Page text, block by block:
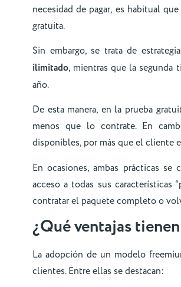
necesidad de pagar, es habitual
gratuita.
Sin embargo, se trata de
ilimitado, mientras que la segunda
año.
De esta manera, en la prueba
menos que lo contrate. En
disponibles, por más que el cliente
En ocasiones, ambas prácticas
acceso a todas sus características
contratar el paquete completo o
¿Qué ventajas
La adopción de un modelo
clientes. Entre ellas se destacan: